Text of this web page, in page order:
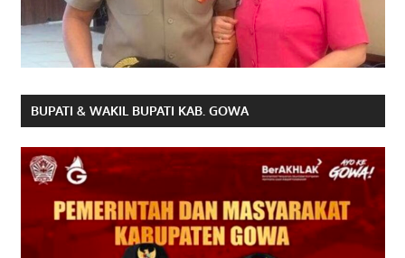
BUPATI & WAKIL BUPATI KAB. GOWA